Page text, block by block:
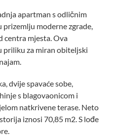
apartman s odličnim
prizemlju moderne zgrade,
centra mjesta. Ova
priliku za miran obiteljski
dvije spavaće sobe,
s blagovaonicom i
natkrivene terase. Neto
iznosi 70,85 m2. S lođe